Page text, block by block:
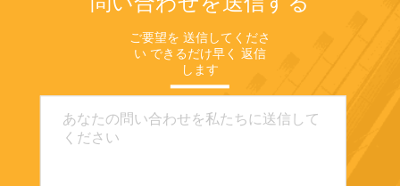
ご要望を 送信してくださ
い できるだけ早く 返信
します